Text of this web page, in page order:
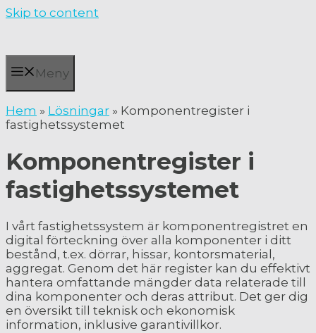
Skip to content
Meny
Hem » Lösningar » Komponentregister i
fastighetssystemet
Komponentregister i
fastighetssystemet
I vårt fastighetssystem är komponentregistret en
digital förteckning över alla komponenter i ditt
bestånd, t.ex. dörrar, hissar, kontorsmaterial,
aggregat. Genom det här register kan du effektivt
hantera omfattande mängder data relaterade till
dina komponenter och deras attribut. Det ger dig
en översikt till teknisk och ekonomisk
information, inklusive garantivillkor.